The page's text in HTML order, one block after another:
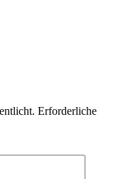
Erforderliche